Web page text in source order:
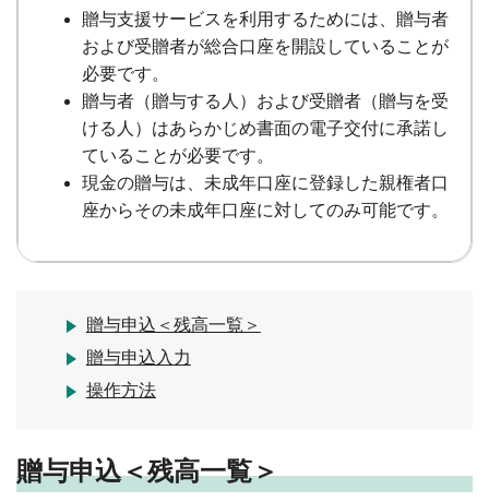
贈与支援サービスを利用するためには、贈与者
および受贈者が総合口座を開設していることが
必要です。
贈与者（贈与する人）および受贈者（贈与を受
ける人）はあらかじめ書面の電子交付に承諾し
ていることが必要です。
現金の贈与は、未成年口座に登録した親権者口
座からその未成年口座に対してのみ可能です。
贈与申込＜残高一覧＞
贈与申込入力
操作方法
贈与申込＜残高一覧＞